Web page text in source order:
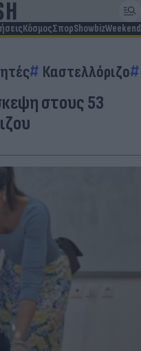
ΚόσμοςΣπορShowbizWeekend
Καστελλόριζο
στους 53